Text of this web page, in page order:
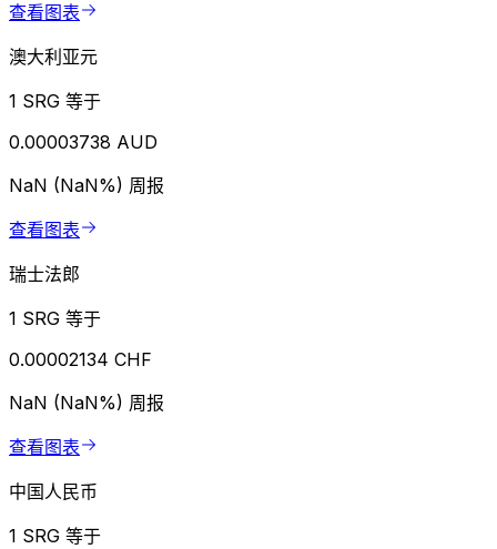
查看图表
澳大利亚元
1 SRG 等于
0.00003738 AUD
NaN (NaN%) 周报
查看图表
瑞士法郎
1 SRG 等于
0.00002134 CHF
NaN (NaN%) 周报
查看图表
中国人民币
1 SRG 等于